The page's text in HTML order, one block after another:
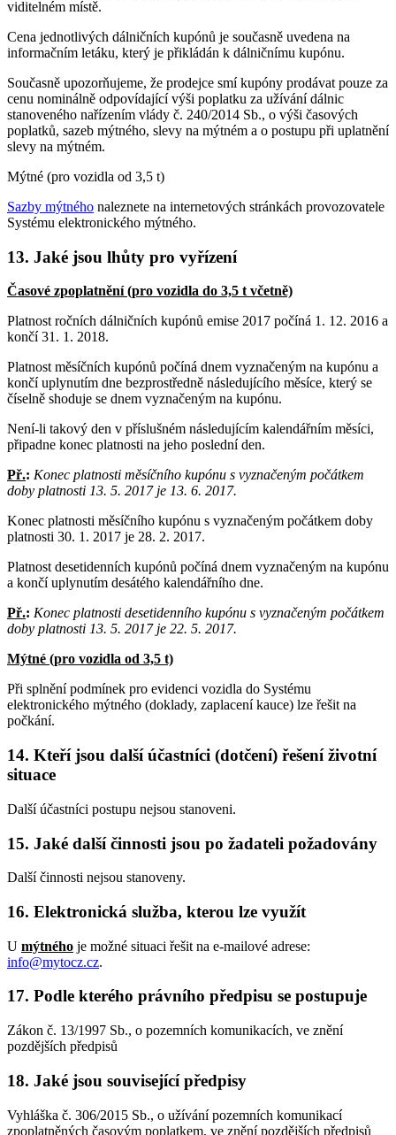
viditelném místě.
Cena jednotlivých dálničních kupónů je současně uvedena na
informačním letáku, který je přikládán k dálničnímu kupónu.
Současně upozorňujeme, že prodejce smí kupóny prodávat pouze za
cenu nominálně odpovídající výši poplatku za užívání dálnic
stanoveného nařízením vlády č. 240/2014 Sb., o výši časových
poplatků, sazeb mýtného, slevy na mýtném a o postupu při uplatnění
slevy na mýtném.
Mýtné (pro vozidla od 3,5 t)
Sazby mýtného naleznete na internetových stránkách provozovatele
Systému elektronického mýtného.
13. Jaké jsou lhůty pro vyřízení
Časové zpoplatnění (pro vozidla do 3,5 t včetně)
Platnost ročních dálničních kupónů emise 2017 počíná 1. 12. 2016 a
končí 31. 1. 2018.
Platnost měsíčních kupónů počíná dnem vyznačeným na kupónu a
končí uplynutím dne bezprostředně následujícího měsíce, který se
číselně shoduje se dnem vyznačeným na kupónu.
Není-li takový den v příslušném následujícím kalendářním měsíci,
připadne konec platnosti na jeho poslední den.
Př.: Konec platnosti měsíčního kupónu s vyznačeným počátkem
doby platnosti 13. 5. 2017 je 13. 6. 2017.
Konec platnosti měsíčního kupónu s vyznačeným počátkem doby
platnosti 30. 1. 2017 je 28. 2. 2017.
Platnost desetidenních kupónů počíná dnem vyznačeným na kupónu
a končí uplynutím desátého kalendářního dne.
Př.: Konec platnosti desetidenního kupónu s vyznačeným počátkem
doby platnosti 13. 5. 2017 je 22. 5. 2017.
Mýtné (pro vozidla od 3,5 t)
Při splnění podmínek pro evidenci vozidla do Systému
elektronického mýtného (doklady, zaplacení kauce) lze řešit na
počkání.
14. Kteří jsou další účastníci (dotčení) řešení životní
situace
Další účastníci postupu nejsou stanoveni.
15. Jaké další činnosti jsou po žadateli požadovány
Další činnosti nejsou stanoveny.
16. Elektronická služba, kterou lze využít
U mýtného je možné situaci řešit na e-mailové adrese:
info@mytocz.cz.
17. Podle kterého právního předpisu se postupuje
Zákon č. 13/1997 Sb., o pozemních komunikacích, ve znění
pozdějších předpisů
18. Jaké jsou související předpisy
Vyhláška č. 306/2015 Sb., o užívání pozemních komunikací
zpoplatněných časovým poplatkem, ve znění pozdějších předpisů